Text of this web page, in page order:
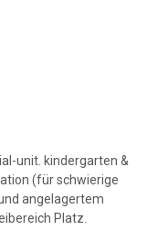
unit. kindergarten &
(für schwierige
angelagertem
Platz.